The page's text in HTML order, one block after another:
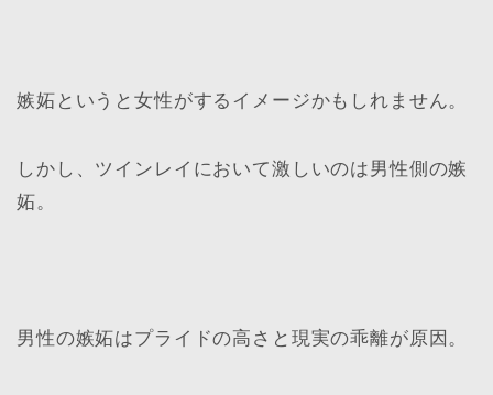
嫉妬というと女性がするイメージかもしれません。
しかし、ツインレイにおいて激しいのは男性側の嫉
妬。
男性の嫉妬はプライドの高さと現実の乖離が原因。